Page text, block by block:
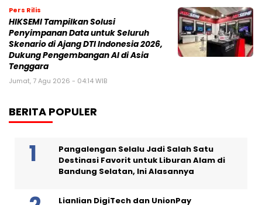
Pers Rilis
HIKSEMI Tampilkan Solusi
Penyimpanan Data untuk Seluruh
Skenario di Ajang DTI Indonesia 2026,
Dukung Pengembangan AI di Asia
Tenggara
Jumat, 7 Agu 2026 - 04:14 WIB
BERITA POPULER
Pangalengan Selalu Jadi Salah Satu
Destinasi Favorit untuk Liburan Alam di
Bandung Selatan, Ini Alasannya
Lianlian DigiTech dan UnionPay